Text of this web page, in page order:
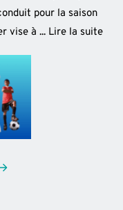
pour la saison
vise à ... Lire la suite